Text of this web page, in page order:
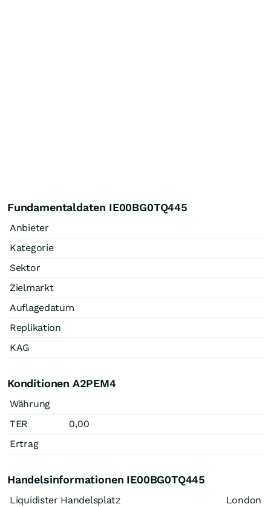
Fundamentaldaten IE00BG0TQ445
Anbieter
Kategorie
Sektor
Zielmarkt
Auflagedatum
Replikation
KAG
Konditionen A2PEM4
Währung
TER
0,00
Ertrag
Handelsinformationen IE00BG0TQ445
Liquidister Handelsplatz London